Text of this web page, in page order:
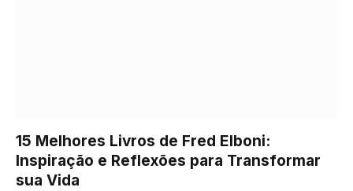
15 Melhores Livros de Fred Elboni:
Inspiração e Reflexões para Transformar
sua Vida